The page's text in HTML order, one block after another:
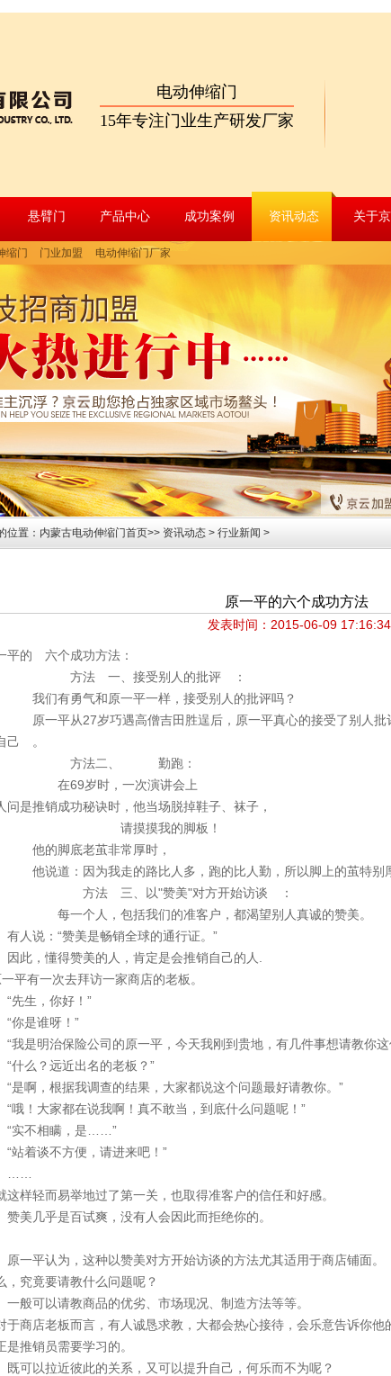
电动伸缩门
15年专注门业生产研发厂家
悬臂门 产品中心 成功案例 资讯动态 关于
缩门 门业加盟 电动伸缩门厂家
位置： 内蒙古电动伸缩门首页>> 资讯动态 > 行业新闻 >
原一平的六个成功方法
发表时间：2015-06-09 17:16:34
平的 六个成功方法：
法 一、接受别人的批评 ：
们有勇气和原一平一样，接受别人的批评吗？
一平从27岁巧遇高僧吉田胜逞后，原一平真心的接受了别人批评
己 。
法二、 勤跑：
69岁时，一次演讲会上
问是推销成功秘诀时，他当场脱掉鞋子、袜子，
摸摸我的脚板！
的脚底老茧非常厚时，
说道：因为我走的路比人多，跑的比人勤，所以脚上的茧特别
法 三、以"赞美"对方开始访谈 ：
一个人，包括我们的准客户，都渴望别人真诚的赞美。
人说：“赞美是畅销全球的通行证。”
此，懂得赞美的人，肯定是会推销自己的人.
平有一次去拜访一家商店的老板。
生，你好！”
是谁呀！”
是明治保险公司的原一平，今天我刚到贵地，有几件事想请教你这
么？远近出名的老板？”
啊，根据我调查的结果，大家都说这个问题最好请教你。”
！大家都在说我啊！真不敢当，到底什么问题呢！”
不相瞒，是……”
着谈不方便，请进来吧！”
样轻而易举地过了第一关，也取得准客户的信任和好感。
美几乎是百试爽，没有人会因此而拒绝你的。
平认为，这种以赞美对方开始访谈的方法尤其适用于商店铺面。
，究竟要请教什么问题呢？
可以请教商品的优劣、市场现况、制造方法等等。
商店老板而言，有人诚恳求教，大都会热心接待，会乐意告诉你他
是推销员需要学习的。
可以拉近彼此的关系，又可以提升自己，何乐而不为呢？